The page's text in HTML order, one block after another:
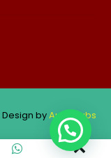
Design byAufar Labs